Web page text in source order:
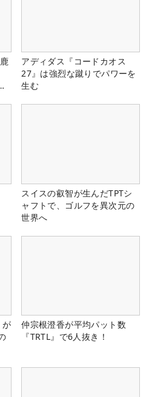
アディダス『コードカオス
27』は強烈な蹴りでパワーを
生む
スイスの叡智が生んだTPTシ
ャフトで、ゴルフを異次元の
世界へ
が
仲宗根澄香が平均パット数
『TRTL』で6人抜き！